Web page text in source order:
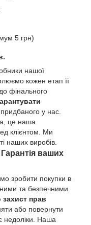
5 грн)
нашої
кожен етап її
фінального
у нас.
це наша
клієнтом. Ми
наших виробів.
ваших
зробити покупки в
та безпечними.
захист прав
або повернути
недоліки. Наша